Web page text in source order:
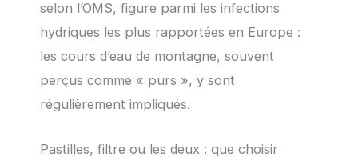
selon l’OMS, figure parmi les infections
hydriques les plus rapportées en Europe :
les cours d’eau de montagne, souvent
perçus comme « purs », y sont
régulièrement impliqués.
Pastilles, filtre ou les deux : que choisir